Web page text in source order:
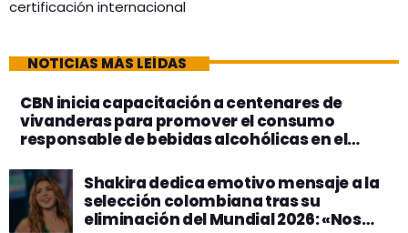
certificación internacional
NOTICIAS MÁS LEÍDAS
CBN inicia capacitación a centenares de
vivanderas para promover el consumo
responsable de bebidas alcohólicas en el
Shakira dedica emotivo mensaje a la
selección colombiana tras su
eliminación del Mundial 2026: «Nos